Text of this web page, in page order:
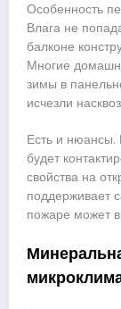
Особенность
Влага не
балконе
Многие
зимы в
исчезли
Есть и нюансы.
будет
свойства на
поддерживает
пожаре может